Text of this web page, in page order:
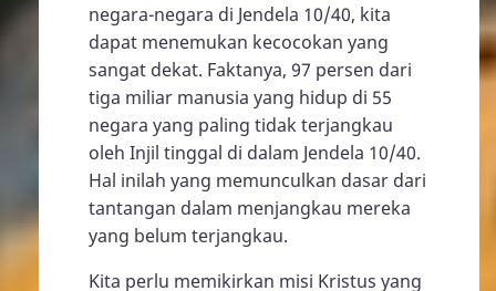
negara-negara di Jendela 10/40, kita
dapat menemukan kecocokan yang
sangat dekat. Faktanya, 97 persen dari
tiga miliar manusia yang hidup di 55
negara yang paling tidak terjangkau
oleh Injil tinggal di dalam Jendela 10/40.
Hal inilah yang memunculkan dasar dari
tantangan dalam menjangkau mereka
yang belum terjangkau.
Kita perlu memikirkan misi Kristus yang